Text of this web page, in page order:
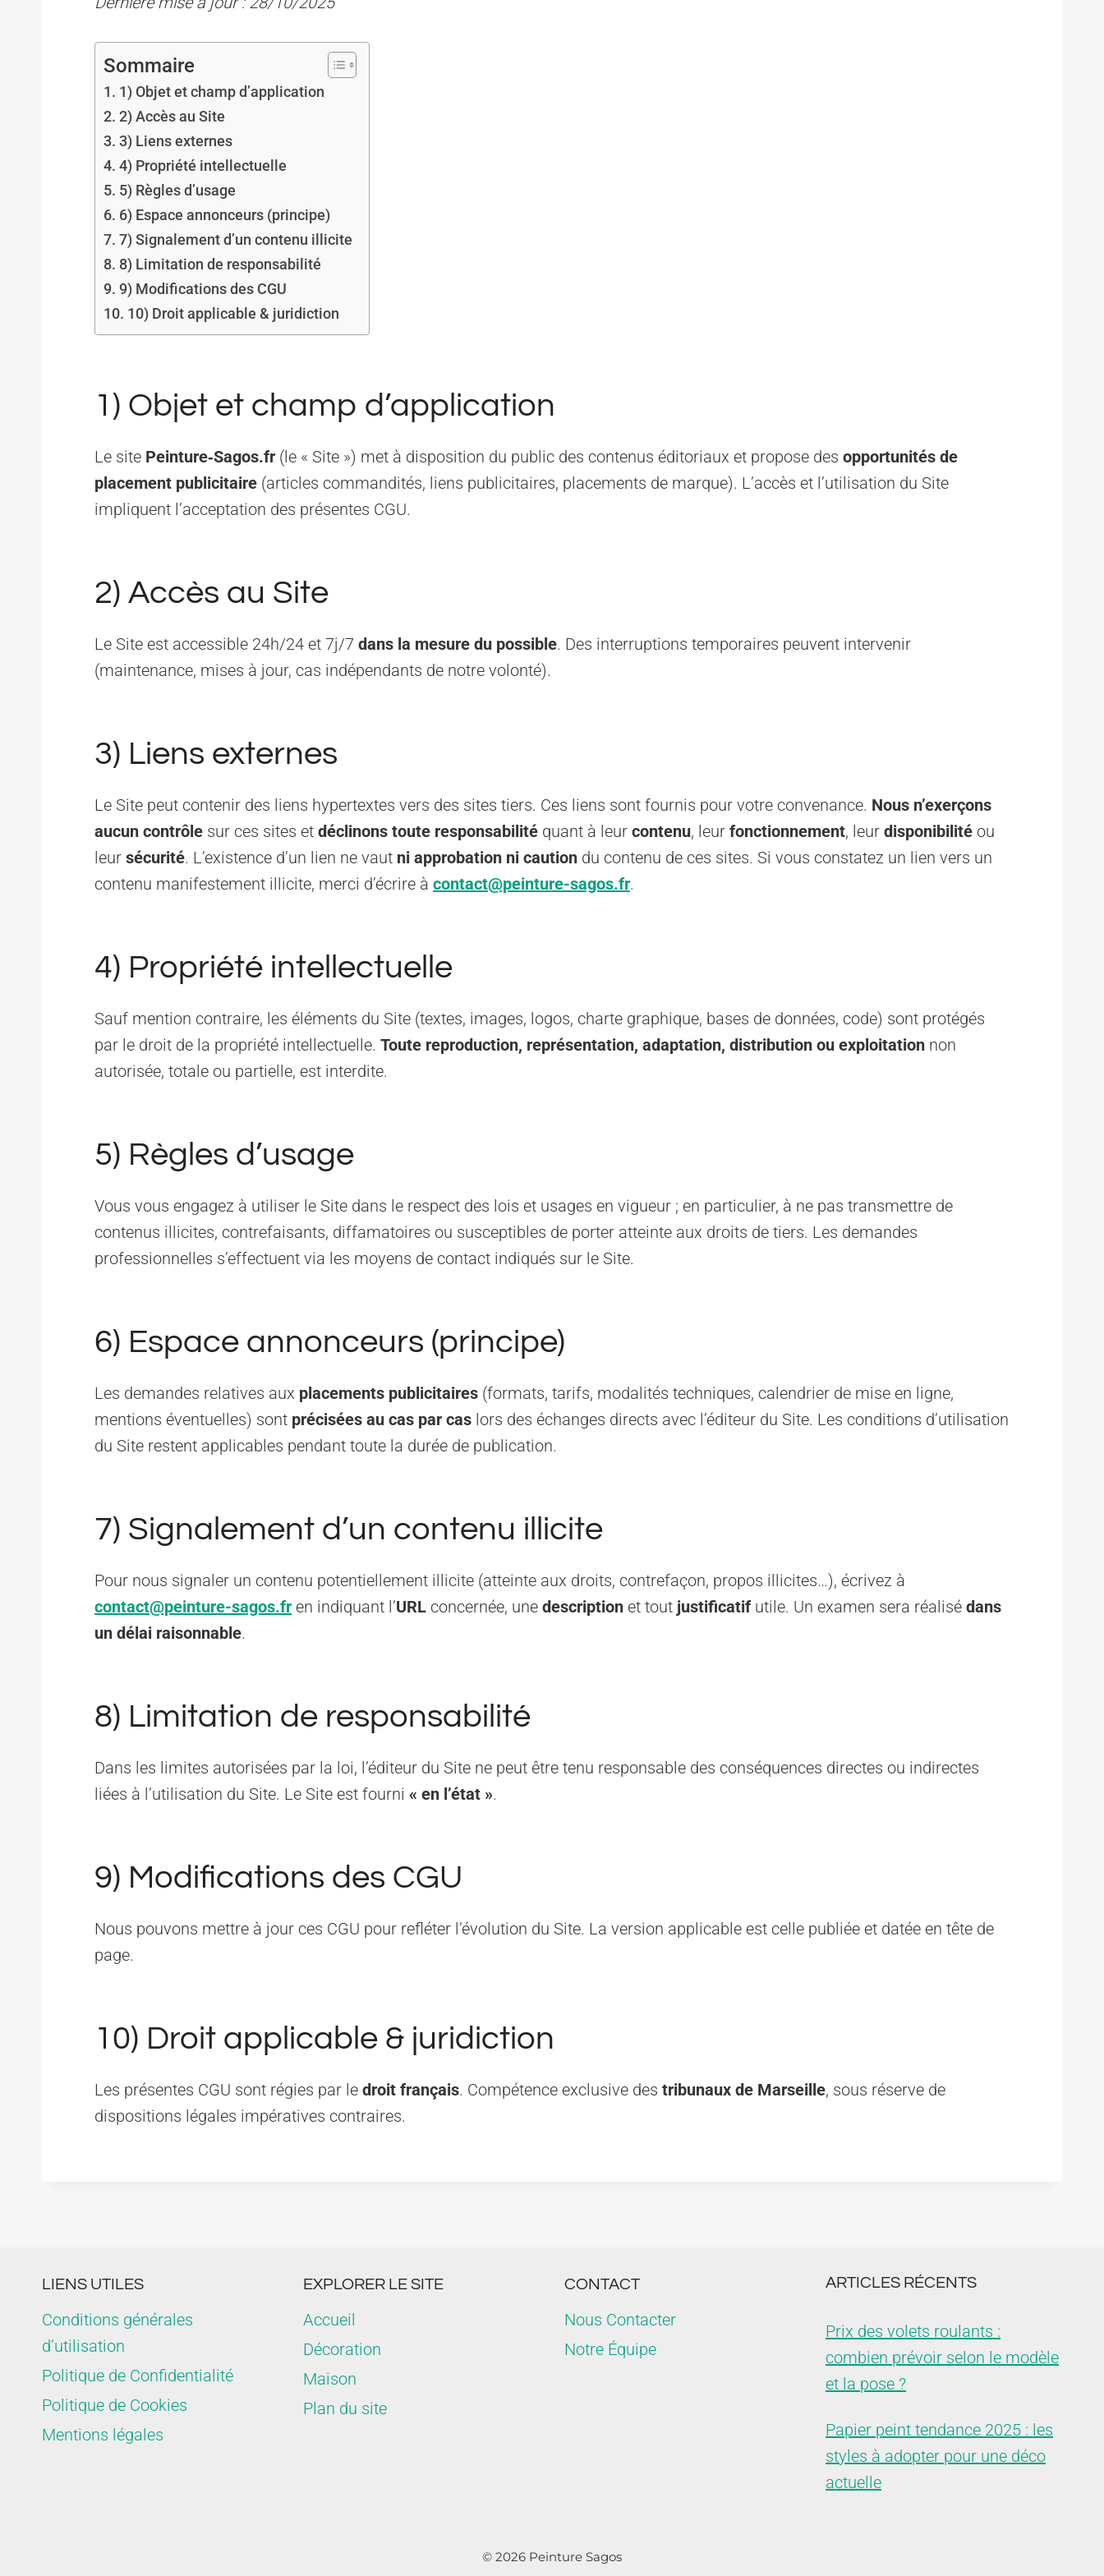
Sommaire
1) Objet et champ d’application
2) Accès au Site
3) Liens externes
4) Propriété intellectuelle
5) Règles d’usage
6) Espace annonceurs (principe)
7) Signalement d’un contenu illicite
8) Limitation de responsabilité
9) Modifications des CGU
10) Droit applicable & juridiction
1) Objet et champ d’application
Le site Peinture‑Sagos.fr (le « Site ») met à disposition du public des contenus éditoriaux et propose des opportunités de
placement publicitaire (articles commandités, liens publicitaires, placements de marque). L’accès et l’utilisation du Site
impliquent l’acceptation des présentes CGU.
2) Accès au Site
Le Site est accessible 24h/24 et 7j/7 dans la mesure du possible. Des interruptions temporaires peuvent intervenir
(maintenance, mises à jour, cas indépendants de notre volonté).
3) Liens externes
Le Site peut contenir des liens hypertextes vers des sites tiers. Ces liens sont fournis pour votre convenance. Nous n’exerçons
aucun contrôle sur ces sites et déclinons toute responsabilité quant à leur contenu, leur fonctionnement, leur disponibilité ou
leur sécurité. L’existence d’un lien ne vaut ni approbation ni caution du contenu de ces sites. Si vous constatez un lien vers un
contenu manifestement illicite, merci d’écrire à contact@peinture-sagos.fr.
4) Propriété intellectuelle
Sauf mention contraire, les éléments du Site (textes, images, logos, charte graphique, bases de données, code) sont protégés
par le droit de la propriété intellectuelle. Toute reproduction, représentation, adaptation, distribution ou exploitation non
autorisée, totale ou partielle, est interdite.
5) Règles d’usage
Vous vous engagez à utiliser le Site dans le respect des lois et usages en vigueur ; en particulier, à ne pas transmettre de
contenus illicites, contrefaisants, diffamatoires ou susceptibles de porter atteinte aux droits de tiers. Les demandes
professionnelles s’effectuent via les moyens de contact indiqués sur le Site.
6) Espace annonceurs (principe)
Les demandes relatives aux placements publicitaires (formats, tarifs, modalités techniques, calendrier de mise en ligne,
mentions éventuelles) sont précisées au cas par cas lors des échanges directs avec l’éditeur du Site. Les conditions d’utilisation
du Site restent applicables pendant toute la durée de publication.
7) Signalement d’un contenu illicite
Pour nous signaler un contenu potentiellement illicite (atteinte aux droits, contrefaçon, propos illicites…), écrivez à
contact@peinture-sagos.fr en indiquant l’URL concernée, une description et tout justificatifutile. Un examen sera réalisé dans
un délai raisonnable.
8) Limitation de responsabilité
Dans les limites autorisées par la loi, l’éditeur du Site ne peut être tenu responsable des conséquences directes ou indirectes
liées à l’utilisation du Site. Le Site est fourni « en l’état ».
9) Modifications des CGU
Nous pouvons mettre à jour ces CGU pour refléter l’évolution du Site. La version applicable est celle publiée et datée en tête de
page.
10) Droit applicable & juridiction
Les présentes CGU sont régies par le droit français. Compétence exclusive des tribunaux de Marseille, sous réserve de
dispositions légales impératives contraires.
LIENS UTILES
Conditions générales
d’utilisation
Politique de Confidentialité
Politique de Cookies
Mentions légales
EXPLORER LE SITE
Accueil
Décoration
Maison
Plan du site
CONTACT
Nous Contacter
Notre Équipe
ARTICLES RÉCENTS
Prix des volets roulants :
combien prévoir selon le modèle
et la pose ?
Papier peint tendance 2025 : les
styles à adopter pour une déco
actuelle
© 2026 Peinture Sagos